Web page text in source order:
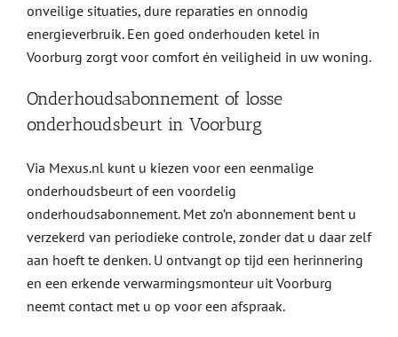
onveilige situaties, dure reparaties en onnodig
energieverbruik. Een goed onderhouden ketel in
Voorburg zorgt voor comfort én veiligheid in uw woning.
Onderhoudsabonnement of losse
onderhoudsbeurt in Voorburg
Via Mexus.nl kunt u kiezen voor een eenmalige
onderhoudsbeurt of een voordelig
onderhoudsabonnement. Met zo’n abonnement bent u
verzekerd van periodieke controle, zonder dat u daar zelf
aan hoeft te denken. U ontvangt op tijd een herinnering
en een erkende verwarmingsmonteur uit Voorburg
neemt contact met u op voor een afspraak.